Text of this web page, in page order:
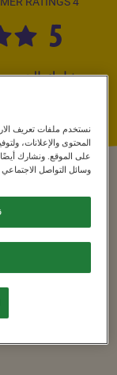
5
شارك الخبر
نحن نؤمن
نحاول
ومتعة لجميع
نستخدم ملفات تعريف
المحتوى والإعلانات،
على الموقع. ونشارك
وسائل التواصل الاجتماعي